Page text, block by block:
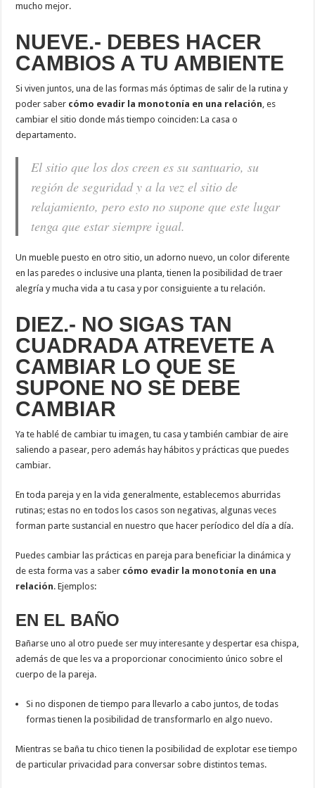
mucho mejor.
NUEVE.- DEBES HACER
CAMBIOS A TU AMBIENTE
Si viven juntos, una de las formas más óptimas de salir de la rutina y
poder saber cómo evadir la monotonía en una relación, es
cambiar el sitio donde más tiempo coinciden: La casa o
departamento.
El sitio que los dos creen es su santuario, su
región de seguridad y a la vez el sitio de
relajamiento, pero esto no supone que este lugar
tenga que estar siempre igual.
Un mueble puesto en otro sitio, un adorno nuevo, un color diferente
en las paredes o inclusive una planta, tienen la posibilidad de traer
alegría y mucha vida a tu casa y por consiguiente a tu relación.
DIEZ.- NO SIGAS TAN
CUADRADA ATREVETE A
CAMBIAR LO QUE SE
SUPONE NO SE DEBE
CAMBIAR
Ya te hablé de cambiar tu imagen, tu casa y también cambiar de aire
saliendo a pasear, pero además hay hábitos y prácticas que puedes
cambiar.
En toda pareja y en la vida generalmente, establecemos aburridas
rutinas; estas no en todos los casos son negativas, algunas veces
forman parte sustancial en nuestro que hacer períodico del día a día.
Puedes cambiar las prácticas en pareja para beneficiar la dinámica y
de esta forma vas a saber cómo evadir la monotonía en una
relación. Ejemplos:
EN EL BAÑO
Bañarse uno al otro puede ser muy interesante y despertar esa chispa,
además de que les va a proporcionar conocimiento único sobre el
cuerpo de la pareja.
Si no disponen de tiempo para llevarlo a cabo juntos, de todas
formas tienen la posibilidad de transformarlo en algo nuevo.
Mientras se baña tu chico tienen la posibilidad de explotar ese tiempo
de particular privacidad para conversar sobre distintos temas.